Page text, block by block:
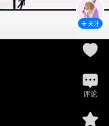
关注
评论